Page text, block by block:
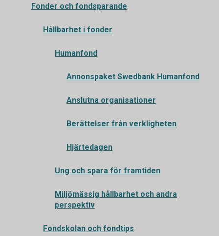
Fonder och fondsparande
Hållbarhet i fonder
Humanfond
Annonspaket Swedbank Humanfond
Anslutna organisationer
Berättelser från verkligheten
Hjärtedagen
Ung och spara för framtiden
Miljömässig hållbarhet och andra
perspektiv
Fondskolan och fondtips